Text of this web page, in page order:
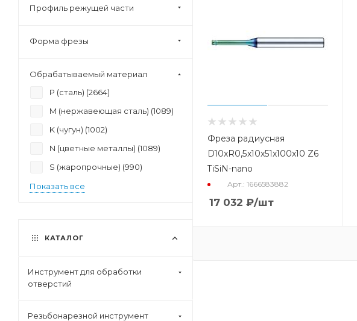
Фреза радиусная
D10xR0,5x10x51x100x10 Z6
TiSiN-nano
Арт.: 1666583882
17 032 ₽/шт
Профиль режущей части
Форма фрезы
Обрабатываемый материал
P (сталь) (2664)
M (нержавеющая сталь) (1089)
K (чугун) (1002)
N (цветные металлы) (1089)
S (жаропрочные) (990)
Показать все
КАТАЛОГ
Инструмент для обработки
отверстий
Резьбонарезной инструмент